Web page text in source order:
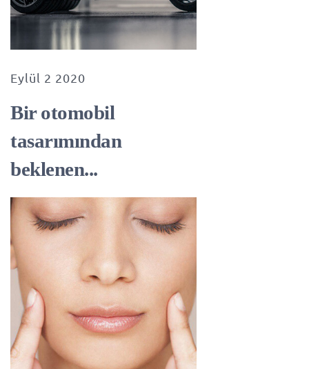
Eylül 2 2020
Bir otomobil
tasarımından
beklenen...